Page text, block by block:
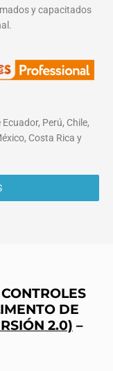
y capacitados
Perú, Chile,
Costa Rica y
DE
2.0) –